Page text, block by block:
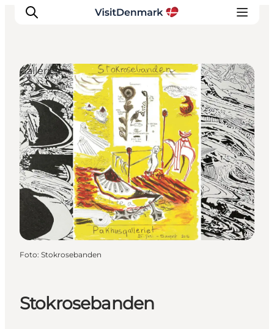
Ispirazioni
Dove andare
Cosa fare
Dove dormire
Pianifica il viaggio
Stokrosebanden
Galleries
Foto: Stokrosebanden